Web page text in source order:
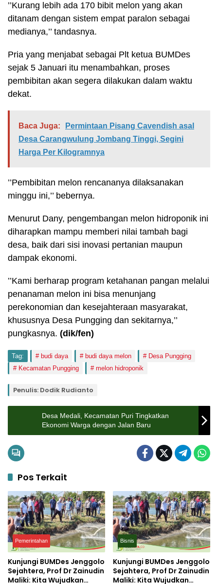
’’Kurang lebih ada 170 bibit melon yang akan
ditanam dengan sistem empat paralon sebagai
medianya,’’ tandasnya.
Pria yang menjabat sebagai Plt ketua BUMDes
sejak 5 Januari itu menambahkan, proses
pembibitan akan segera dilakukan dalam waktu
dekat.
Baca Juga:
Permintaan Pisang Cavendish asal
Desa Carangwulung Jombang Tinggi, Segini
Harga Per Kilogramnya
’’Pembibitan melon rencananya dilaksanakan
minggu ini,’’ bebernya.
Menurut Dany, pengembangan melon hidroponik ini
diharapkan mampu memberi nilai tambah bagi
desa, baik dari sisi inovasi pertanian maupun
dampak ekonomi.
’’Kami berharap program ketahanan pangan melalui
penanaman melon ini bisa menunjang
perekonomian dan kesejahteraan masyarakat,
khususnya Desa Pungging dan sekitarnya,’’
pungkasnya. (dik/fen)
Tag: budi daya budi daya melon
Desa Pungging
Kecamatan Pungging
melon hidroponik
Penulis: Dodik Rudianto
Desa Medali, Kecamatan Puri Tingkatkan
Ekonomi Warga dengan Jalan Baru
Pos Terkait
Pemerintahan
Kunjungi BUMDes Jenggolo
Sejahtera, Prof Dr Zainudin
Maliki: Kita Wujudkan
Bisnis
Kunjungi BUMDes Jenggolo
Sejahtera, Prof Dr Zainudin
Maliki: Kita Wujudkan